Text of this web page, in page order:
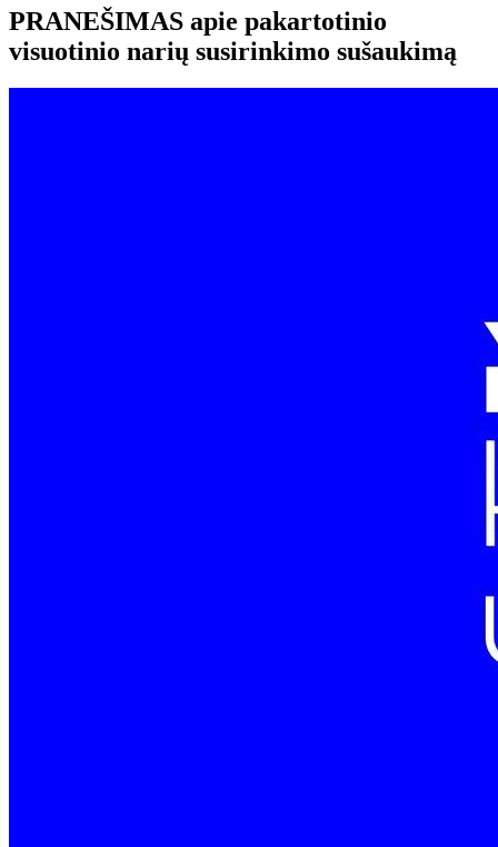
PRANEŠIMAS apie pakartotinio
visuotinio narių susirinkimo sušaukimą